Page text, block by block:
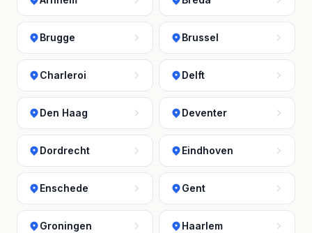
Brugge Brussel
Charleroi Delft
Den Haag Deventer
Dordrecht Eindhoven
Enschede Gent
Groningen Haarlem